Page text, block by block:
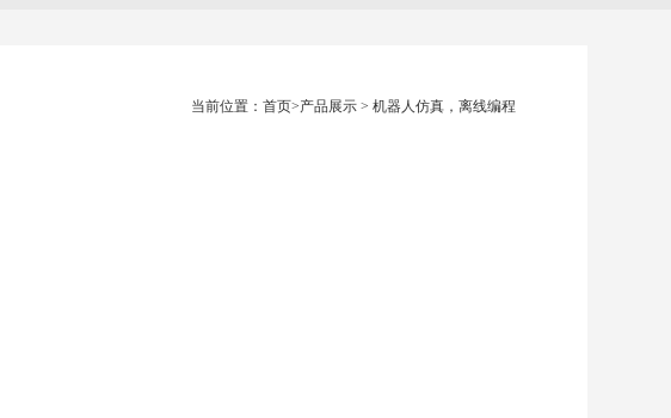
当前位置： 首页>产品展示 > 机器人仿真，离线编程